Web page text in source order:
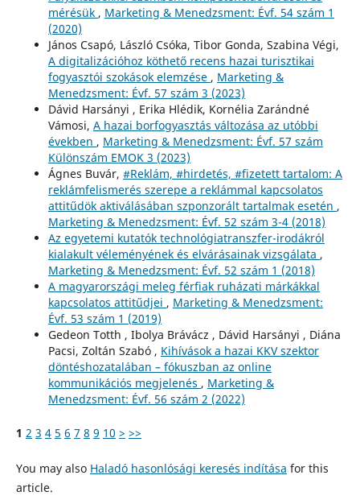
mérésük , Marketing & Menedzsment: Évf. 54 szám 1
(2020)
János Csapó, László Csóka, Tibor Gonda, Szabina Végi,
A digitalizációhoz köthető recens hazai turisztikai
fogyasztói szokások elemzése , Marketing &
Menedzsment: Évf. 57 szám 3 (2023)
Dávid Harsányi , Erika Hlédik, Kornélia Zarándné
Vámosi, A hazai borfogyasztás változása az utóbbi
években , Marketing & Menedzsment: Évf. 57 szám
Különszám EMOK 3 (2023)
Ágnes Buvár, #Reklám, #hirdetés, #fizetett tartalom: A
reklámfelismerés szerepe a reklámmal kapcsolatos
attitűdök aktiválásában szponzorált tartalmak esetén ,
Marketing & Menedzsment: Évf. 52 szám 3-4 (2018)
Az egyetemi kutatók technológiatranszfer-irodákról
kialakult véleményének és elvárásainak vizsgálata ,
Marketing & Menedzsment: Évf. 52 szám 1 (2018)
A magyarországi meleg férfiak ruházati márkákkal
kapcsolatos attitűdjei , Marketing & Menedzsment:
Évf. 53 szám 1 (2019)
Gedeon Totth , Ibolya Brávácz , Dávid Harsányi , Diána
Pacsi, Zoltán Szabó , Kihívások a hazai KKV szektor
döntéshozatalában – fókuszban az online
kommunikációs megjelenés , Marketing &
Menedzsment: Évf. 56 szám 2 (2022)
1 2 3 4 5 6 7 8 9 10 > >>
You may also Haladó hasonlósági keresés indítása for this
article.